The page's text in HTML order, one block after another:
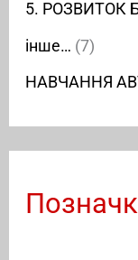
5. РОЗВИТОК
інше… (7)
НАВЧАННЯ